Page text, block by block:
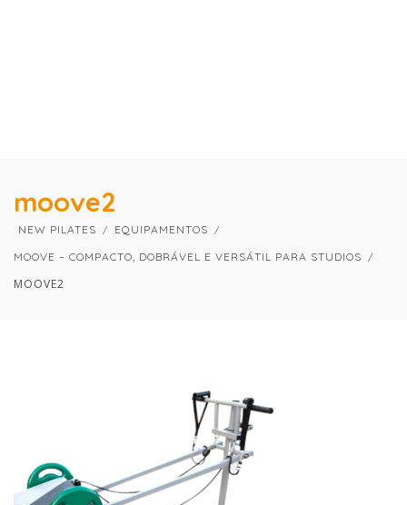
moove2
NEW PILATES
EQUIPAMENTOS
MOOVE – COMPACTO, DOBRÁVEL E VERSÁTIL PARA STUDIOS
MOOVE2